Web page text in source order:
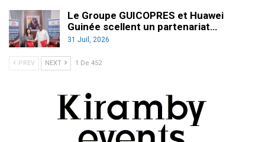
Le Groupe GUICOPRES et Huawei
Guinée scellent un partenariat…
31 Juil, 2026
PREV NEXT 1 De 452